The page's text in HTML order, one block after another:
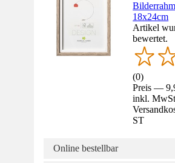
18x24cm
Artikel
bewertet.
(0)
Preis —
inkl.
ST
Online bestellbar